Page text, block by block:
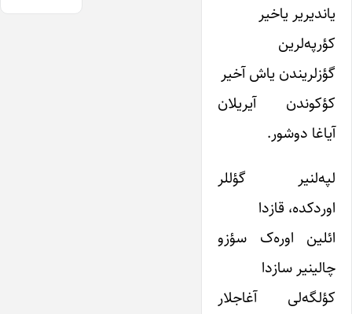
یاندیریر یاخیر
کؤرپه‌لرین
گؤزلریندن یاش آخیر
کؤکوندن آیریلان
آیاغا دوشور.
لپه‌لنیر گؤللر
اوردکده، قازدا
ائلین اوره‌ک سؤزو
چالینیر سازدا
کؤلگه‌لی آغاجلار